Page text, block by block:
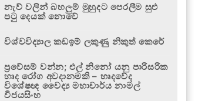
නැව් වලින් බහලුම් මුහුදට පෙරලීම සුළු
පටු දෙයක් නොවේ
විශ්වවිද්‍යාල කඩඉම් ලකුණු නිකුත් කෙරේ
ප්‍රවේසම් වන්න; එල් නිනෝ යනු පාරිසරික
හෘද රෝග අවදානමකි – හෘදවේද
විශේෂඥ වෛද්‍ය මහාචාර්ය නාමල්
විජයසිංහ